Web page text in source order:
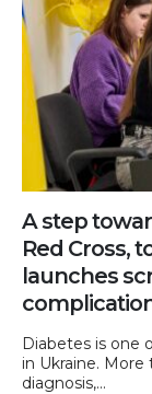
A step
Red Cross,
launches
Diabetes is one
in Ukraine.
diagnosis,...